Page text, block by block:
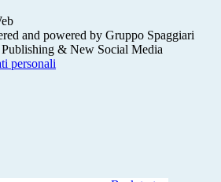
and powered by Gruppo Spaggiari
& New Social Media
personali